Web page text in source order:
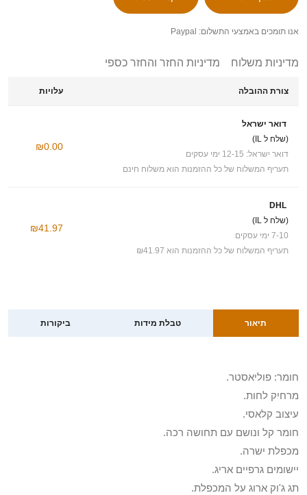
אנו תומכים באמצעי התשלום: Paypal
מדיניות משלוח מדיניות החזר והחזר כספי
צורת ההובלה עלויות
דואר ישראל
(שלח ל IL)
דואר ישראל: 12-15 ימי עסקים
תעריף המשלוח של כל ההזמנות הוא משלוח חינם
₪0.00
DHL
(שלח ל IL)
7-10 ימי עסקים
תעריף המשלוח של כל ההזמנות הוא ₪41.97
₪41.97
תיאור טבלת מידות ביקורות
חומר: פוליאסטר.
מרחיק לחות.
עיצוב קלאסי.
חומר קל ונושם עם תחושה רכה.
מכפלת ישרה.
יישומים גרפיים אריג.
תג ג'וק ארוג על המכפלת.